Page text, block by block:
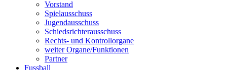
Vorstand
Spielausschuss
Jugendausschuss
Schiedsrichterausschuss
Rechts- und Kontrollorgane
weiter Organe/Funktionen
Partner
Fussball